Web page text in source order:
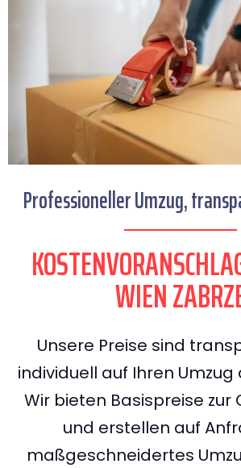
Professioneller Umzug,
WIEN
Unsere Preise sind
individuell auf Ihren
Wir bieten Basispreise zur
und erstellen auf
maßgeschneidertes